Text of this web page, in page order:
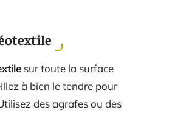
sur toute la surface
à bien le tendre pour
des agrafes ou des